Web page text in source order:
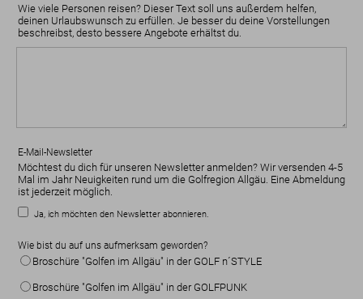
Wie viele Personen reisen? Dieser Text soll uns außerdem helfen,
deinen Urlaubswunsch zu erfüllen. Je besser du deine Vorstellungen
beschreibst, desto bessere Angebote erhältst du.
E-Mail-Newsletter
Möchtest du dich für unseren Newsletter anmelden? Wir versenden 4-5
Mal im Jahr Neuigkeiten rund um die Golfregion Allgäu. Eine Abmeldung
ist jederzeit möglich.
Ja, ich möchten den Newsletter abonnieren.
Wie bist du auf uns aufmerksam geworden?
Broschüre "Golfen im Allgäu" in der GOLF n´STYLE
Broschüre "Golfen im Allgäu" in der GOLFPUNK